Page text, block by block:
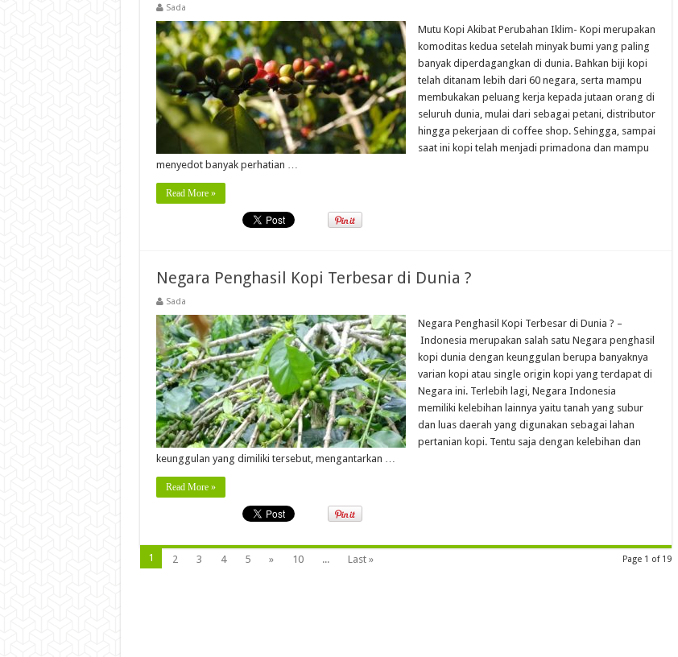
Sada
Mutu Kopi Akibat Perubahan Iklim- Kopi merupakan
komoditas kedua setelah minyak bumi yang paling
banyak diperdagangkan di dunia. Bahkan biji kopi
telah ditanam lebih dari 60 negara, serta mampu
membukakan peluang kerja kepada jutaan orang di
seluruh dunia, mulai dari sebagai petani, distributor
hingga pekerjaan di coffee shop. Sehingga, sampai
saat ini kopi telah menjadi primadona dan mampu
menyedot banyak perhatian …
Read More »
Negara Penghasil Kopi Terbesar di Dunia ?
Sada
Negara Penghasil Kopi Terbesar di Dunia ? –
Indonesia merupakan salah satu Negara penghasil
kopi dunia dengan keunggulan berupa banyaknya
varian kopi atau single origin kopi yang terdapat di
Negara ini. Terlebih lagi, Negara Indonesia
memiliki kelebihan lainnya yaitu tanah yang subur
dan luas daerah yang digunakan sebagai lahan
pertanian kopi. Tentu saja dengan kelebihan dan
keunggulan yang dimiliki tersebut, mengantarkan …
Read More »
Page 1 of 19
1 2 3 4 5 » 10 ... Last »